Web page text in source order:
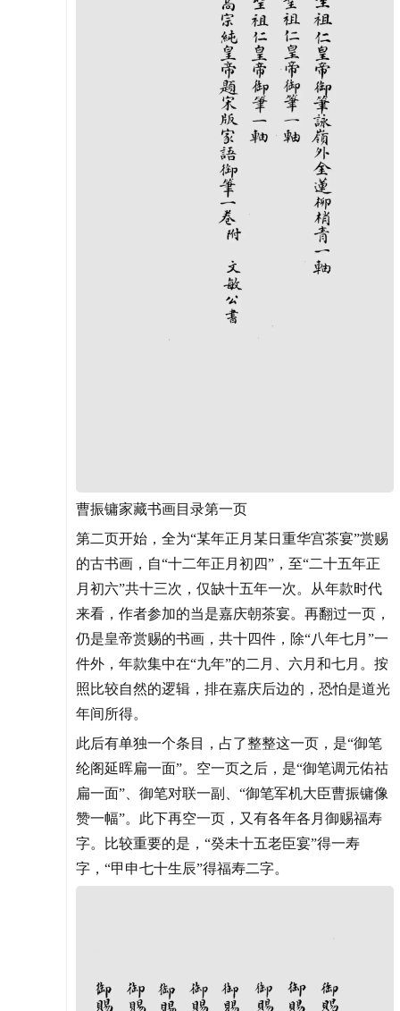
曹振镛家藏书画目录第一页
第二页开始，全为“某年正月某日重华宫茶宴”赏赐
的古书画，自“十二年正月初四”，至“二十五年正
月初六”共十三次，仅缺十五年一次。从年款时代
来看，作者参加的当是嘉庆朝茶宴。再翻过一页，
仍是皇帝赏赐的书画，共十四件，除“八年七月”一
件外，年款集中在“九年”的二月、六月和七月。按
照比较自然的逻辑，排在嘉庆后边的，恐怕是道光
年间所得。
此后有单独一个条目，占了整整这一页，是“御笔
纶阁延晖扁一面”。空一页之后，是“御笔调元佑祜
扁一面”、御笔对联一副、“御笔军机大臣曹振镛像
赞一幅”。此下再空一页，又有各年各月御赐福寿
字。比较重要的是，“癸未十五老臣宴”得一寿
字，“甲申七十生辰”得福寿二字。